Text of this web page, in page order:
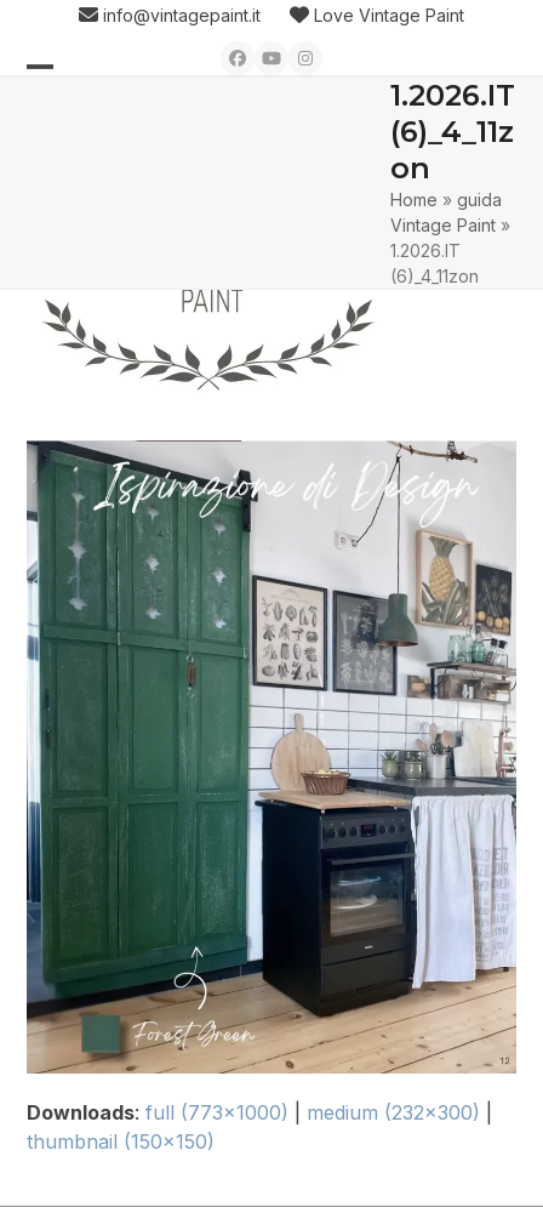
content
info@vintagepaint.it Love Vintage Paint
Facebook
YouTubeInstagram
1.2026.IT
(6)_4_11z
on
Home »guida
Vintage Paint »
1.2026.IT
(6)_4_11zon
Downloads:full (773x1000) medium (232x300)
thumbnail (150x150)